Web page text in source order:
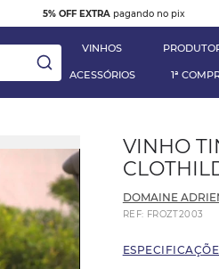
5% OFF EXTRA pagando no pix
VINHOS
ACESSÓRIOS 1ª
VINHO
DOMAINE
REF: FROZT2003